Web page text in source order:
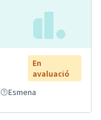
En
avaluació
Esmena